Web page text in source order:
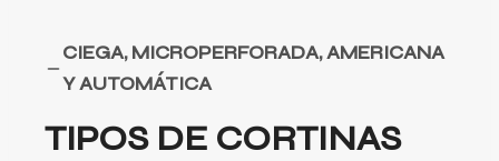
CIEGA, MICROPERFORADA, AMERICANA
Y AUTOMÁTICA
TIPOS DE CORTINAS